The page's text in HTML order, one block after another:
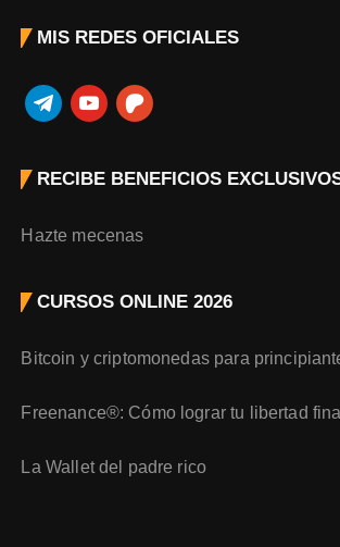
MIS REDES OFICIALES
t
e
e
r
y
o
t
b
p
a
r
o
RECIBE BENEFICIOS
Hazte mecenas
CURSOS ONLINE 2026
Bitcoin y criptomonedas para
Freenance®: Cómo lograr tu libertad
La Wallet del padre rico